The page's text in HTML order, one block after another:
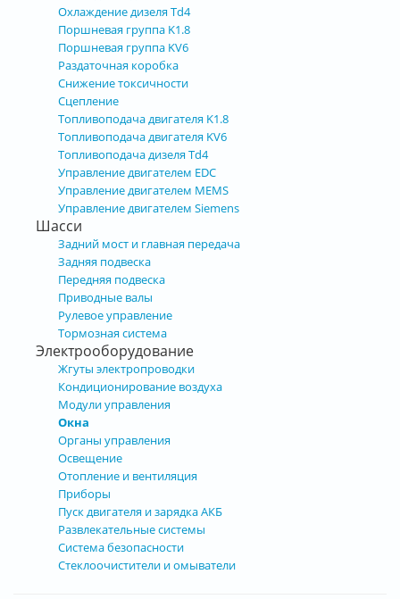
Охлаждение дизеля Td4
Поршневая группа K1.8
Поршневая группа KV6
Раздаточная коробка
Снижение токсичности
Сцепление
Топливоподача двигателя K1.8
Топливоподача двигателя KV6
Топливоподача дизеля Td4
Управление двигателем EDC
Управление двигателем MEMS
Управление двигателем Siemens
Шасси
Задний мост и главная передача
Задняя подвеска
Передняя подвеска
Приводные валы
Рулевое управление
Тормозная система
Электрооборудование
Жгуты электропроводки
Кондиционирование воздуха
Модули управления
Окна
Органы управления
Освещение
Отопление и вентиляция
Приборы
Пуск двигателя и зарядка АКБ
Развлекательные системы
Система безопасности
Стеклоочистители и омыватели